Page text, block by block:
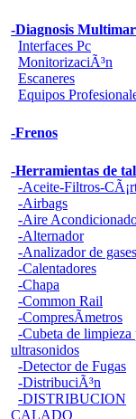
-Diagnosis
Interfaces Pc
MonitorizaciÃ³n
Escaneres
Equipos
-Frenos
-Herramientas de
-Aceite-Filtros-
-Airbags
-Aire
-Alternador
-Analizador de gases
-Calentadores
-Chapa
-Common Rail
-CompresÃ­metros
-Cubeta de limpieza
ultrasonidos
-Detector de Fugas
-DistribuciÃ³n
-DISTRIBUCION
CALADO